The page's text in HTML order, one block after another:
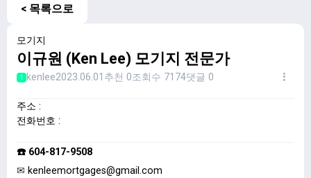
< 목록으로
모기지
이규원 (Ken Lee) 모기지 전문가
1 kenlee2023.06.01 추천 0조회수 7174댓글 0
주소 :
전화번호 :
☎️ 604-817-9508
✉ kenleemortgages@gmail.com